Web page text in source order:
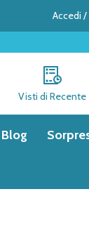
Accedi /
Visti di Recente
Blog